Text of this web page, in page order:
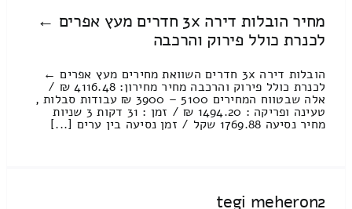
מחיר הובלות דירה 3x חדרים מעץ אפרים ←
לכנרת כולל פירוק והרכבה
הובלות דירה 3x חדרים השוואת מחירים מעץ אפרים ←
לכנרת כולל פירוק והרכבה מחיר מחירון: 4116.48 ₪ /
אלה שבטווח המחירים 5100 – 3900 ₪ עבודות סבלות ,
טעינה ופריקה : 1494.20 ₪ / זמן : 31 דקות 3 שניות
מחיר נסיעה 1769.88 שקל / זמן נסיעה בין ערים [...]
tegi meheron2